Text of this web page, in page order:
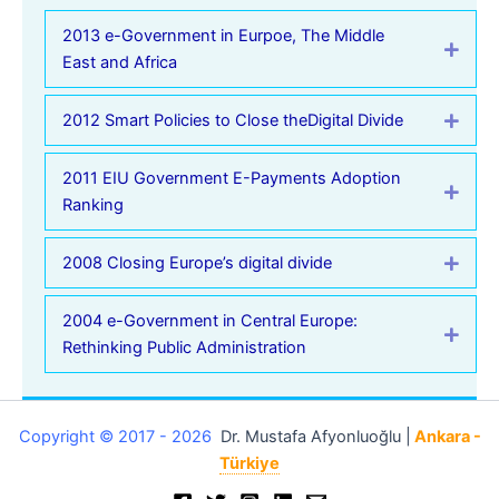
2013 e-Government in Eurpoe, The Middle
East and Africa
2012 Smart Policies to Close theDigital Divide
2011 EIU Government E-Payments Adoption
Ranking
2008 Closing Europe’s digital divide
2004 e-Government in Central Europe:
Rethinking Public Administration
Copyright © 2017 - 2026 Dr. Mustafa Afyonluoğlu |
Ankara -
Türkiye